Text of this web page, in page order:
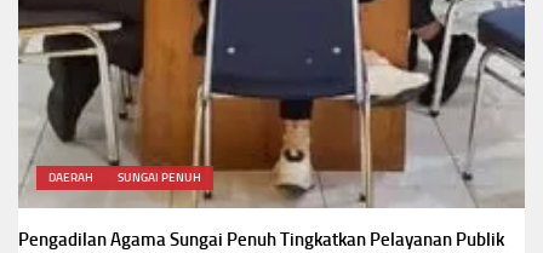
DAERAH SUNGAI PENUH
Pengadilan Agama Sungai Penuh Tingkatkan Pelayanan Publik